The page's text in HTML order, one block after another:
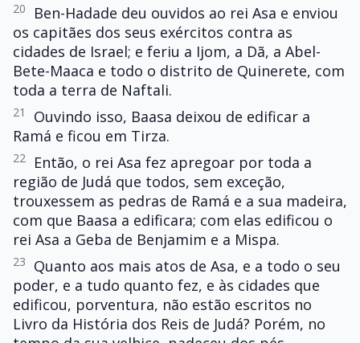
20
Ben-Hadade deu ouvidos ao rei Asa e enviou
os capitães dos seus exércitos contra as
cidades de Israel; e feriu a Ijom, a Dã, a Abel-
Bete-Maaca e todo o distrito de Quinerete, com
toda a terra de Naftali.
21
Ouvindo isso, Baasa deixou de edificar a
Ramá e ficou em Tirza.
22
Então, o rei Asa fez apregoar por toda a
região de Judá que todos, sem exceção,
trouxessem as pedras de Ramá e a sua madeira,
com que Baasa a edificara; com elas edificou o
rei Asa a Geba de Benjamim e a Mispa.
23
Quanto aos mais atos de Asa, e a todo o seu
poder, e a tudo quanto fez, e às cidades que
edificou, porventura, não estão escritos no
Livro da História dos Reis de Judá? Porém, no